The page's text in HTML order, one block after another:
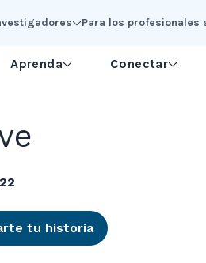
Para los profesionales
Aprenda Conectar
tu historia